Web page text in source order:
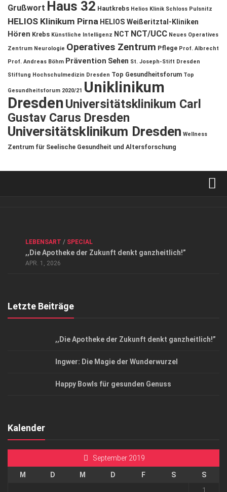
Grußwort Haus 32 Hautkrebs Helios Klinik Schloss Pulsnitz
HELIOS Klinikum Pirna HELIOS Weißeritztal-Kliniken
Hören Krebs Künstliche Intelligenz NCT NCT/UCC Neues Operatives
Zentrum Neurologie Operatives Zentrum Pflege Prof. Albrecht
Prof. Andreas Böhm Prävention Sehen St. Joseph-Stift Dresden
Stiftung Hochschulmedizin Dresden Top Gesundheitsforum Top
Gesundheitsforum 2020/21 Uniklinikum
DresdenUniversitätsklinikum Carl
Gustav Carus Dresden
Universitätsklinikum Dresden Wellness
Zentrum für Seelische Gesundheit und Altersforschung
Datenschutzerklärung
Top Magazin Dresden / Ostsachsen
LEBENSART / SPECIAL
,,Die Apotheke der Zukunft denkt ganzheitlich!”
APR. 1, 2026
Letzte Beiträge
,,Die Apotheke der Zukunft denkt ganzheitlich!”
Ingwer: Die Magie der Wunderwurzel
Happy Bowls für gesunden Genuss
Kalender
September 2019
M D M D F S
S